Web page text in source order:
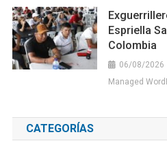
Espriella
Colombia
06/08/2026
Managed
CATEGORÍAS